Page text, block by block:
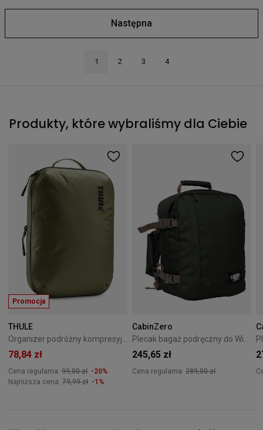
Następna
1 2 3 4
Produkty, które wybraliśmy dla Ciebie
Promocja
THULE
Organizer podróżny kompresyjny Thule PackingCube M Soft Green
78,84 zł
Cena regularna: 99,00 zł -20%
Najniższa cena: 79,99 zł -1%
CabinZero
Plecak bagaż podręczny do Wizzair Cabin Zero Classic 28L Black Sand
245,65 zł
Cena regularna: 289,00 zł